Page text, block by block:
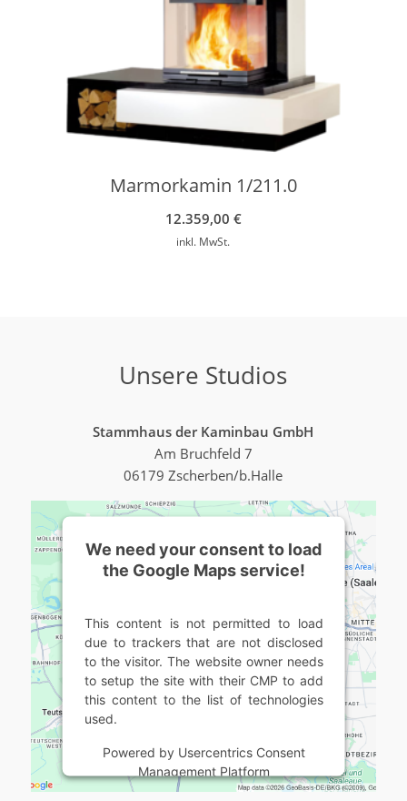
Marmorkamin 1/211.0
12.359,00 €
inkl. MwSt.
Unsere Studios
Stammhaus der Kaminbau GmbH
Am Bruchfeld 7
06179 Zscherben/b.Halle
We need your consent to load
the Google Maps service!
This content is not permitted to load
due to trackers that are not disclosed
to the visitor. The website owner needs
to setup the site with their CMP to add
this content to the list of technologies
used.
Powered by Usercentrics Consent
Management Platform